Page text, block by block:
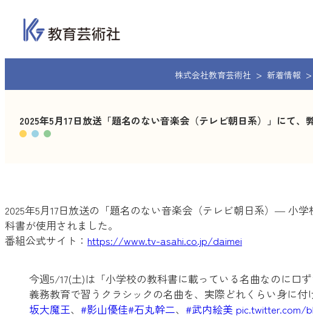
ス
株式会社教育芸術社 新着情報
2025年5月17日放送「題名のない音楽会（テレビ朝日系）」にて、
2025年5月17日放送の「題名のない音楽会（テレビ朝日系）― 小
科書が使用されました。
番組公式サイト： https://www.tv-asahi.co.jp/daimei
今週5/17(土)は「小学校の教科書に載っている名曲なのに口
義務教育で習うクラシックの名曲を、実際どれくらい身に
坂大魔王、 #影山優佳#石丸幹二、 #武内絵美 pic.twitter.com/